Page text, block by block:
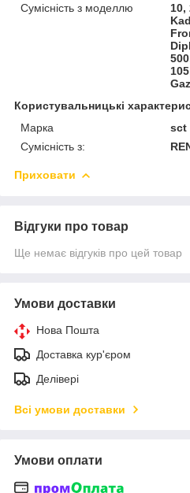
Сумісність з моделлю
10,
Користувальницькі
Марка
sct
Сумісність з:
Приховати
Відгуки про товар
Ще немає відгуків про цей товар
Умови доставки
Нова Пошта
Доставка кур'єром
Делівері
Всі умови доставки
Умови оплати